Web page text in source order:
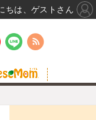
ちは、ゲストさん